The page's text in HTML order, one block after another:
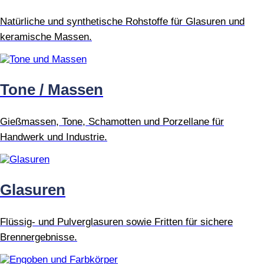
Natürliche und synthetische Rohstoffe für Glasuren und
keramische Massen.
Tone / Massen
Gießmassen, Tone, Schamotten und Porzellane für
Handwerk und Industrie.
Glasuren
Flüssig- und Pulverglasuren sowie Fritten für sichere
Brennergebnisse.